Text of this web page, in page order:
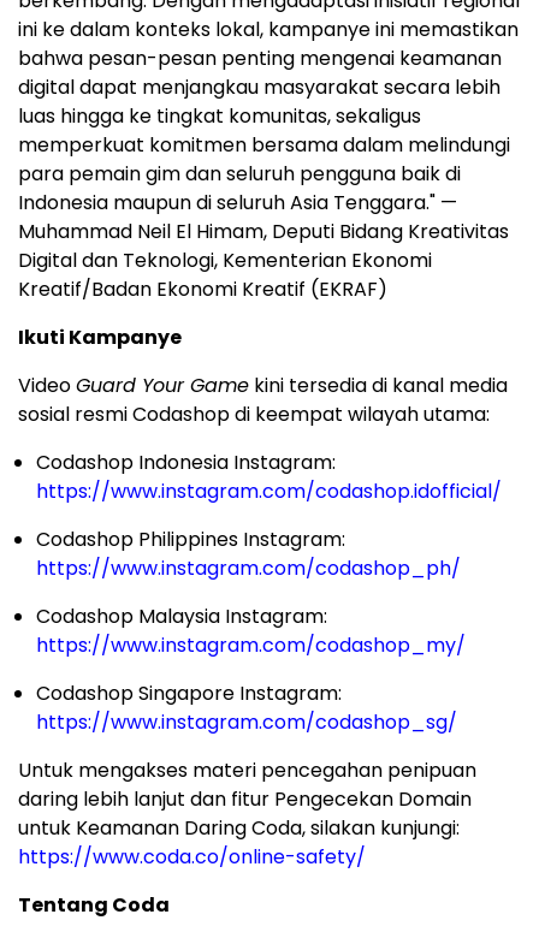
ini ke dalam konteks lokal, kampanye ini memastikan
bahwa pesan-pesan penting mengenai keamanan
digital dapat menjangkau masyarakat secara lebih
luas hingga ke tingkat komunitas, sekaligus
memperkuat komitmen bersama dalam melindungi
para pemain gim dan seluruh pengguna baik di
Indonesia maupun di seluruh Asia Tenggara." —
Muhammad Neil El Himam, Deputi Bidang Kreativitas
Digital dan Teknologi, Kementerian Ekonomi
Kreatif/Badan Ekonomi Kreatif (EKRAF)
Ikuti Kampanye
VideoGuard Your Game kini tersedia di kanal media
sosial resmi Codashop di keempat wilayah utama:
Codashop Indonesia Instagram:
https://www.instagram.com/codashop.idofficial/
Codashop Philippines Instagram:
https://www.instagram.com/codashop_ph/
Codashop Malaysia Instagram:
https://www.instagram.com/codashop_my/
Codashop Singapore Instagram:
https://www.instagram.com/codashop_sg/
Untuk mengakses materi pencegahan penipuan
daring lebih lanjut dan fitur Pengecekan Domain
untuk Keamanan Daring Coda, silakan kunjungi:
https://www.coda.co/online-safety/
Tentang Coda